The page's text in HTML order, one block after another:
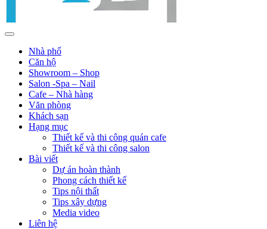
Nhà phố
Căn hộ
Showroom – Shop
Salon -Spa – Nail
Cafe – Nhà hàng
Văn phòng
Khách sạn
Hạng mục
Thiết kế và thi công quán cafe
Thiết kế và thi công salon
Bài viết
Dự án hoàn thành
Phong cách thiết kế
Tips nội thất
Tips xây dựng
Media video
Liên hệ